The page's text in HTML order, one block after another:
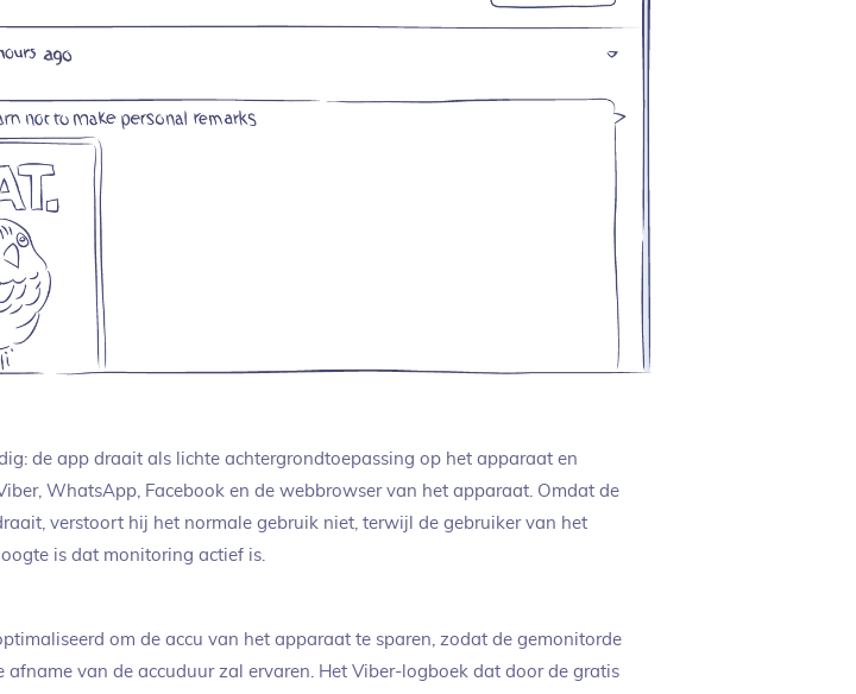
de app draait als lichte achtergrondtoepassing op het apparaat en
WhatsApp, Facebook en de webbrowser van het apparaat. Omdat de
verstoort hij het normale gebruik niet, terwijl de gebruiker van het
is dat monitoring actief is.
om de accu van het apparaat te sparen, zodat de gemonitorde
afname van de accuduur zal ervaren. Het Viber-logboek dat door de gratis